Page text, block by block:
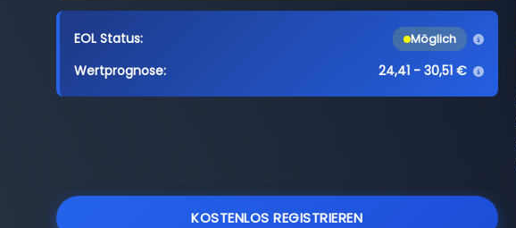
EOL Status: Möglich
Wertprognose: 24,41 - 30,51 €
KOSTENLOS REGISTRIEREN